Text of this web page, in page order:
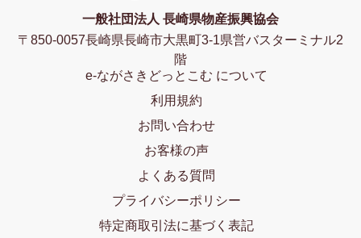
一般社団法人 長崎県物産振興協会
〒850-0057長崎県長崎市大黒町3-1県営バスターミナル2
階
e-ながさきどっとこむ について
利用規約
お問い合わせ
お客様の声
よくある質問
プライバシーポリシー
特定商取引法に基づく表記